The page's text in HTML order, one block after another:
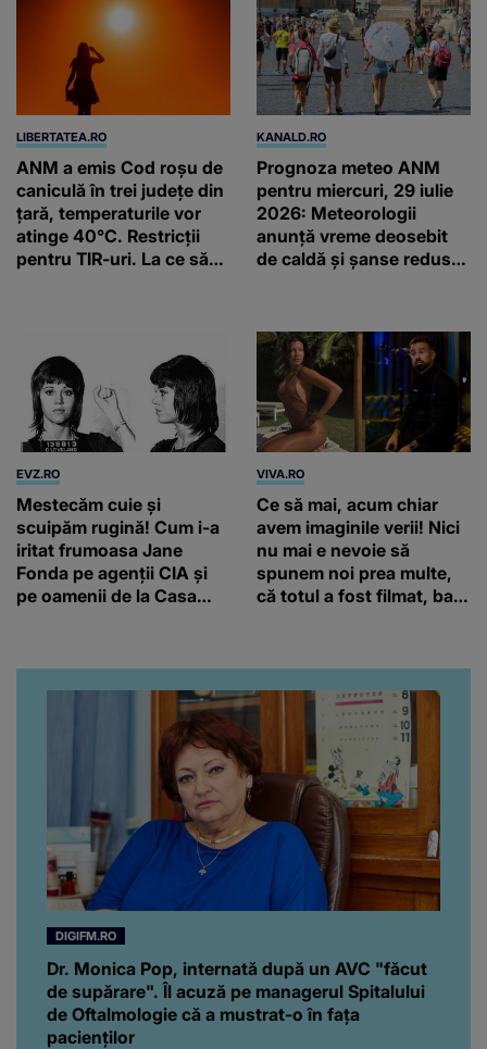
LIBERTATEA.RO
ANM a emis Cod roșu de
caniculă în trei județe din
țară, temperaturile vor
atinge 40°C. Restricții
pentru TIR-uri. La ce să
KANALD.RO
Prognoza meteo ANM
pentru miercuri, 29 iulie
2026: Meteorologii
anunță vreme deosebit
de caldă și șanse reduse
EVZ.RO
Mestecăm cuie și
scuipăm rugină! Cum i-a
iritat frumoasa Jane
Fonda pe agenții CIA și
pe oamenii de la Casa
VIVA.RO
Ce să mai, acum chiar
avem imaginile verii! Nici
nu mai e nevoie să
spunem noi prea multe,
că totul a fost filmat, ba
da, frumoasa iubită a lui
Florin Ristei e...
DIGIFM.RO
Dr. Monica Pop, internată după un AVC "făcut
de supărare". Îl acuză pe managerul Spitalului
de Oftalmologie că a mustrat-o în fața
pacienților